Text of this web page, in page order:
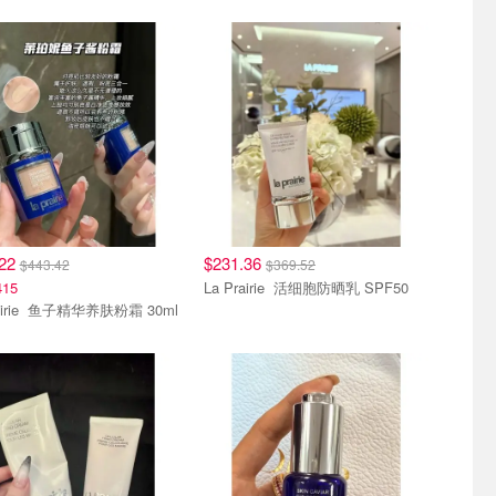
$443.42
La Prairie 鱼子精华养肤粉霜 30ml
$231.36 $369.52
La Prairie 活细胞防晒乳 SPF50